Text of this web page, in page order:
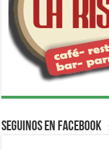
Seguinos en Facebook